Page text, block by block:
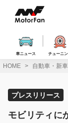
ス
車ニュース チューニ
HOME 自動車・新
プレスリリース
モビリティに